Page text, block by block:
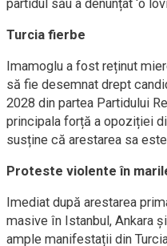
partidul său a denunțat ‘o
Turcia fierbe
Imamoglu a fost reținut
să fie desemnat drept
2028 din partea Partidului
principala forță a opoziției
susține că arestarea sa
Proteste violente în
Imediat după arestarea
masive în Istanbul, Ankara
ample manifestații din